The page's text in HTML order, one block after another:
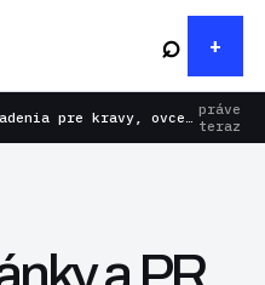
⌕
Mobilné dojacie zariadenia pre kravy, ovce aj kozy: rýchlejšie dojenie bez zbytočnej námahy práve
teraz